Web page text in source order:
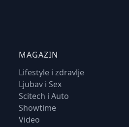
MAGAZIN
Lifestyle i zdravlje
Ljubav i Sex
Scitech i Auto
Showtime
Video